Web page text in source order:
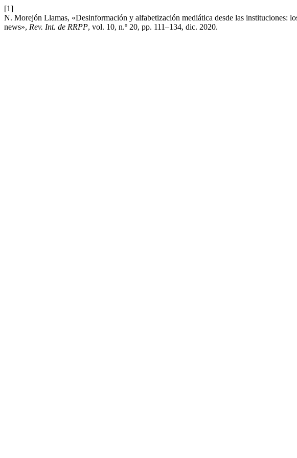
[1]
N. Morejón Llamas, «Desinformación y alfabetización mediática desde las instituciones:
news», Rev. Int. de RRPP, vol. 10, n.º 20, pp. 111–134, dic. 2020.